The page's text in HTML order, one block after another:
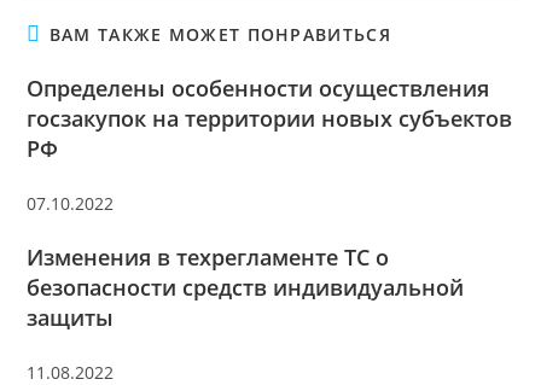
ВАМ ТАКЖЕ МОЖЕТ ПОНРАВИТЬСЯ
Определены особенности осуществления
госзакупок на территории новых субъектов
РФ
07.10.2022
Изменения в техрегламенте ТС о
безопасности средств индивидуальной
защиты
11.08.2022